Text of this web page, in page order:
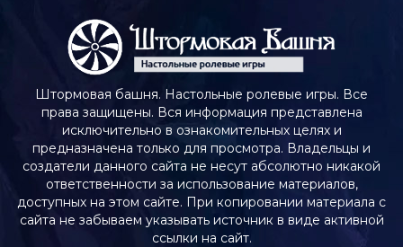
Штормовая башня. Настольные ролевые игры. Все
права защищены. Вся информация представлена
исключительно в ознакомительных целях и
предназначена только для просмотра. Владельцы и
создатели данного сайта не несут абсолютно никакой
ответственности за использование материалов,
доступных на этом сайте. При копировании материала с
сайта не забываем указывать источник в виде активной
ссылки на сайт.